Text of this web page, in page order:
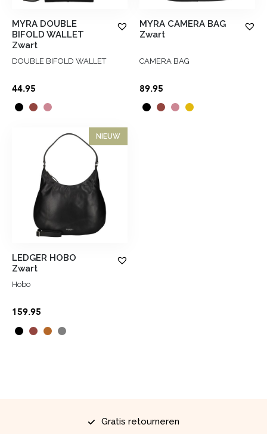
MYRA DOUBLE
BIFOLD WALLET
Zwart
DOUBLE BIFOLD WALLET
44.95
MYRA CAMERA BAG
Zwart
CAMERA BAG
89.95
NIEUW
LEDGER HOBO
Zwart
Hobo
159.95
Gratis retourneren